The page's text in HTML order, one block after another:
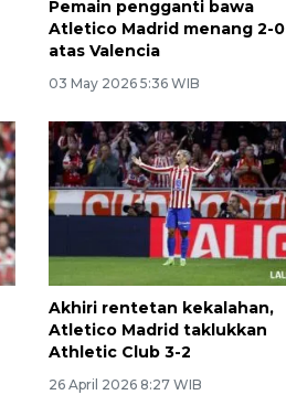
Pemain pengganti bawa
Atletico Madrid menang 2-0
atas Valencia
03 May 2026 5:36 WIB
Akhiri rentetan kekalahan,
Atletico Madrid taklukkan
Athletic Club 3-2
26 April 2026 8:27 WIB